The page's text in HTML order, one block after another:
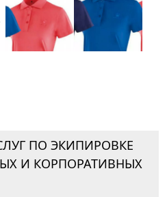
ПО ЭКИПИРОВКЕ
И КОРПОРАТИВНЫХ